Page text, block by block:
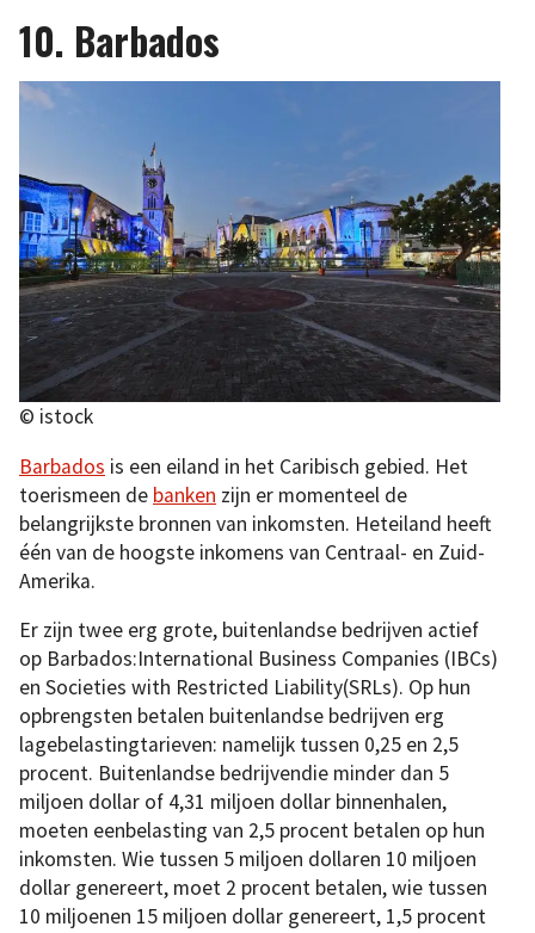
10. Barbados
© istock
Barbados is een eiland in het Caribisch gebied. Het
toerismeen de banken zijn er momenteel de
belangrijkste bronnen van inkomsten. Heteiland heeft
één van de hoogste inkomens van Centraal- en Zuid-
Amerika.
Er zijn twee erg grote, buitenlandse bedrijven actief
op Barbados:International Business Companies (IBCs)
en Societies with Restricted Liability(SRLs). Op hun
opbrengsten betalen buitenlandse bedrijven erg
lagebelastingtarieven: namelijk tussen 0,25 en 2,5
procent. Buitenlandse bedrijvendie minder dan 5
miljoen dollar of 4,31 miljoen dollar binnenhalen,
moeten eenbelasting van 2,5 procent betalen op hun
inkomsten. Wie tussen 5 miljoen dollaren 10 miljoen
dollar genereert, moet 2 procent betalen, wie tussen
10 miljoenen 15 miljoen dollar genereert, 1,5 procent